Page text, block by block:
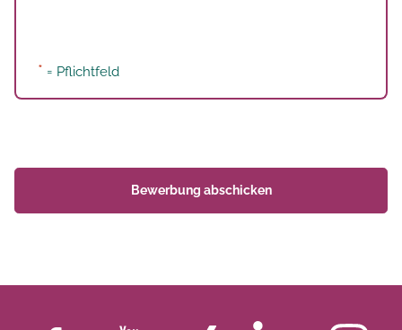
* = Pflichtfeld